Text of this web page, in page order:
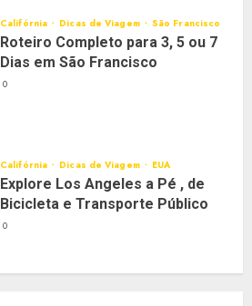
Califórnia Dicas de Viagem São Francisco
Roteiro Completo para 3, 5 ou 7
Dias em São Francisco
0
Califórnia Dicas de Viagem EUA
Explore Los Angeles a Pé , de
Bicicleta e Transporte Público
0